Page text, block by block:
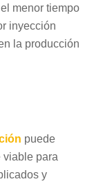
menor tiempo
inyección
la producción
puede
viable para
y